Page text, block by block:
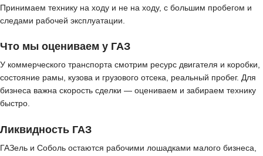
Принимаем технику на ходу и не на ходу, с большим пробегом и
следами рабочей эксплуатации.
Что мы оцениваем у ГАЗ
У коммерческого транспорта смотрим ресурс двигателя и коробки,
состояние рамы, кузова и грузового отсека, реальный пробег. Для
бизнеса важна скорость сделки — оцениваем и забираем технику
быстро.
Ликвидность ГАЗ
ГАЗель и Соболь остаются рабочими лошадками малого бизнеса,